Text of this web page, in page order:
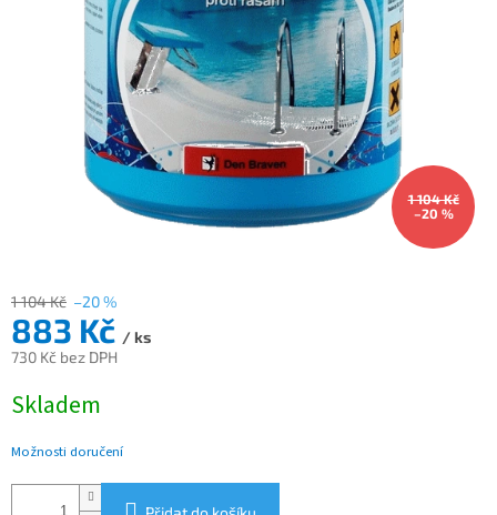
1 104 Kč
–20 %
1 104 Kč –20 %
883 Kč / ks
730 Kč bez DPH
cena:
Skladem
Možnosti doručení